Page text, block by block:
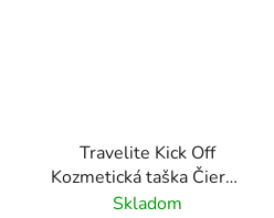
Travelite Kick Off
Kozmetická taška Čierna
Antracit 5L
Skladom